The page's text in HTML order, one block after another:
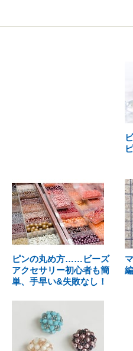
ピンの丸め方……ビーズ
アクセサリー初心者も簡
単、手早い&失敗なし！